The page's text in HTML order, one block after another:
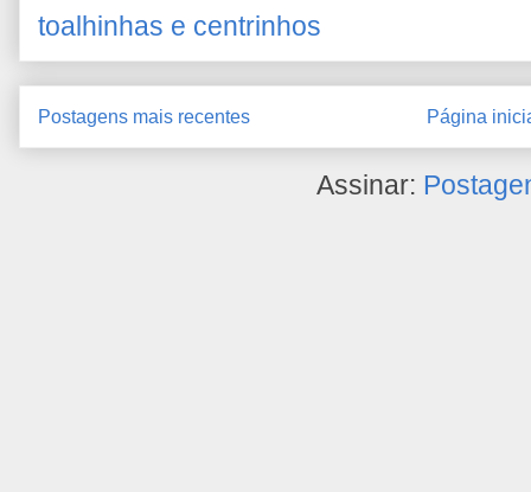
toalhinhas e centrinhos
Postagens mais recentes Página
Assinar: